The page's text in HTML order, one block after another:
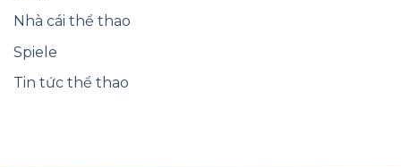
Nhà cái thể thao
Spiele
Tin tức thể thao